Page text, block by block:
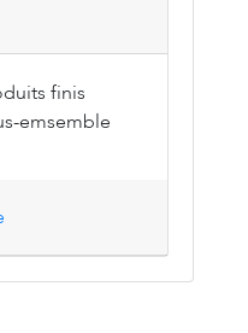
finis
emsemble